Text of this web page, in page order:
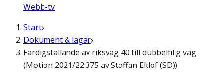
Webb-tv
Start
Dokument & lagar
Färdigställande av riksväg 40 till dubbelfilig väg
(Motion 2021/22:375 av Staffan Eklöf (SD))